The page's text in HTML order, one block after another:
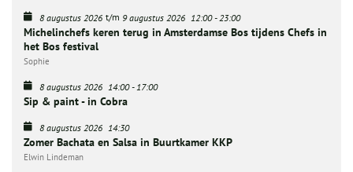
8 augustus 2026 t/m 9 augustus 2026 12:00-23:00
Michelinchefs keren terug in Amsterdamse Bos tijdens Chefs in
het Bos festival
Sophie
8 augustus 2026 14:00-17:00
Sip & paint - in Cobra
8 augustus 2026 14:30
Zomer Bachata en Salsa in Buurtkamer KKP
Elwin Lindeman